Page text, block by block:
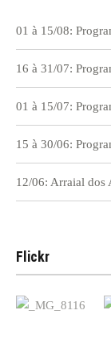
01 à 15/08:
16 à 31/07:
01 à 15/07:
15 à 30/06:
12/06: Arraial dos
Flickr